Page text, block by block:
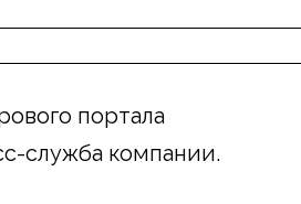
портала
служба компании.